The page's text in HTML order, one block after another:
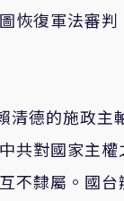
恢復軍法審
德的施政
共對國家主
不隸屬。國